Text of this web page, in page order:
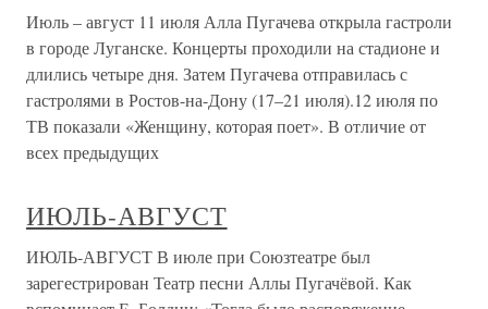
Июль – август 11 июля Алла Пугачева открыла гастроли
в городе Луганске. Концерты проходили на стадионе и
длились четыре дня. Затем Пугачева отправилась с
гастролями в Ростов-на-Дону (17–21 июля).12 июля по
ТВ показали «Женщину, которая поет». В отличие от
всех предыдущих
ИЮЛЬ-АВГУСТ
ИЮЛЬ-АВГУСТ В июле при Союзтеатре был
зарегестрирован Театр песни Аллы Пугачёвой. Как